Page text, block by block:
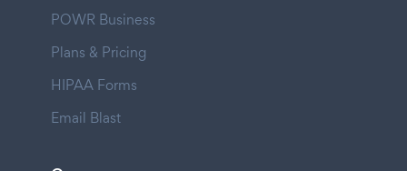
POWR Business
Plans & Pricing
HIPAA Forms
Email Blast